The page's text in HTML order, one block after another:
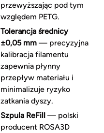
przewyższając pod tym
względem PETG.
Tolerancja średnicy
±0,05 mm— precyzyjna
kalibracja filamentu
zapewnia płynny
przepływ materiału i
minimalizuje ryzyko
zatkania dyszy.
Szpula ReFill— polski
producent ROSA3D